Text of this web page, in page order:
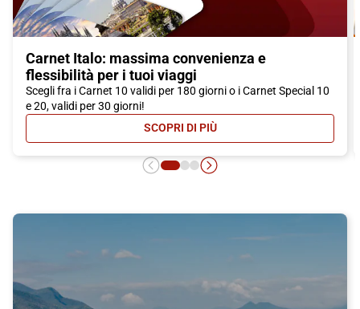
Carnet Italo: massima convenienza e
flessibilità per i tuoi viaggi
Scegli fra i Carnet 10 validi per 180 giorni o i Carnet Special 10
e 20, validi per 30 giorni!
SCOPRI DI PIÙ- CARNET ITALO: MASSIMA